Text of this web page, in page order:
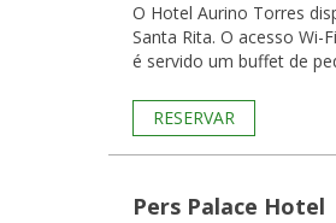
O Hotel Aurino Torres
Santa Rita. O acesso Wi-Fi é gratuito.
é servido um buffet de
RESERVAR
Pers Palace Hotel